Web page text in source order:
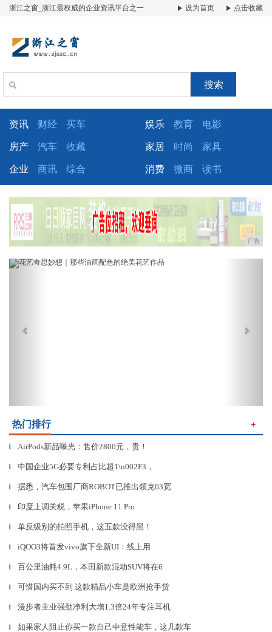
浙江之窗_浙江最权威的企业资讯平台之一 设为首页 点击收藏
搜索
资讯 财经 买车 娱乐 教育 电影
房产 汽车 收藏 家居 时尚 家具
企业 商讯 综合 消费 微商 读书
广告
Previous
热门排行 ＋
▎ AirPods新品曝光：售价2800元，贵！
▎ 中国企业5G必要专利占比超1\u002F3，
▎ 据悉，汽车包围厂商ROBOT已推出领克03宽
▎ 印度上调关税，苹果iPhone 11 Pro
▎ 单反级别的拍照手机，这五款没得黑！
▎ iQOO3将首发vivo旗下全新UI：线上用
▎ 百公里油耗4.9L，本田新款混动SUV将在6
▎ 可惜国内买不到 这款精品小车是欧洲抢手货
▎ 漫步者主业强劲净利大增1.3倍24年专注耳机
▎ 如果家人阻止你买一款自己中意性能车，这几款车